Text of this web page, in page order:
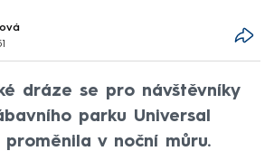
dráze se pro návštěvníky
parku Universal
proměnila v noční můru.